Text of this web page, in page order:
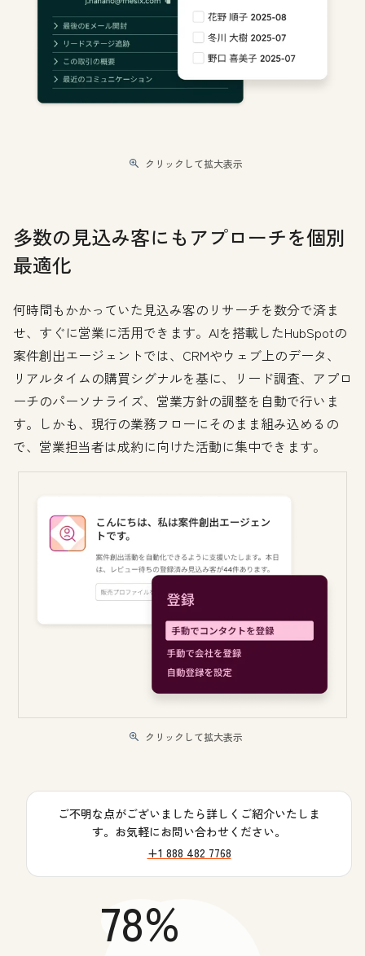
クリックして拡大表示
多数の見込み客にもアプローチを個別
最適化
何時間もかかっていた見込み客のリサーチを数分で済ま
せ、すぐに営業に活用できます。AIを搭載したHubSpotの
案件創出エージェントでは、CRMやウェブ上のデータ、
リアルタイムの購買シグナルを基に、リード調査、アプロ
ーチのパーソナライズ、営業方針の調整を自動で行いま
す。しかも、現行の業務フローにそのまま組み込めるの
で、営業担当者は成約に向けた活動に集中できます。
クリックして拡大表示
ご不明な点がございましたら詳しくご紹介いたしま
す。お気軽にお問い合わせください。
+1 888 482 7768
78%